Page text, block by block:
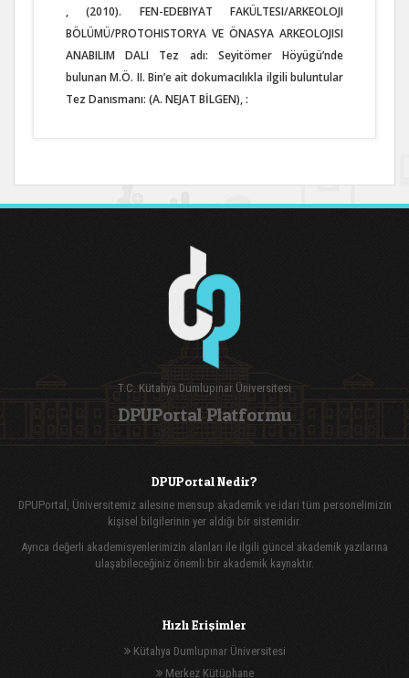
, (2010). FEN-EDEBIYAT FAKÜLTESI/ARKEOLOJI
BÖLÜMÜ/PROTOHISTORYA VE ÖNASYA ARKEOLOJISI
ANABILIM DALI Tez adı: Seyitömer Höyügü’nde
bulunan M.Ö. II. Bin’e ait dokumacılıkla ilgili buluntular
Tez Danısmanı: (A. NEJAT BİLGEN), :
T.C. Kütahya Dumlupınar Üniversitesi
DPUPortal Platformu
DPUPortal Nedir?
DPUPortal, Üniversitemiz ailesine mensup akademik ve idari tüm personelimizin
kişisel bilgilerinin yer aldığı bir sistemidir.
Ayrıca değerli akademisyenlerimizin alanları ile ilgili güncel akademik yazılarına
ulaşabileceğiniz önemli bir akademik kaynaktır.
Hızlı Erişimler
Kütahya Dumlupınar Üniversitesi
Merkez Kütüphane